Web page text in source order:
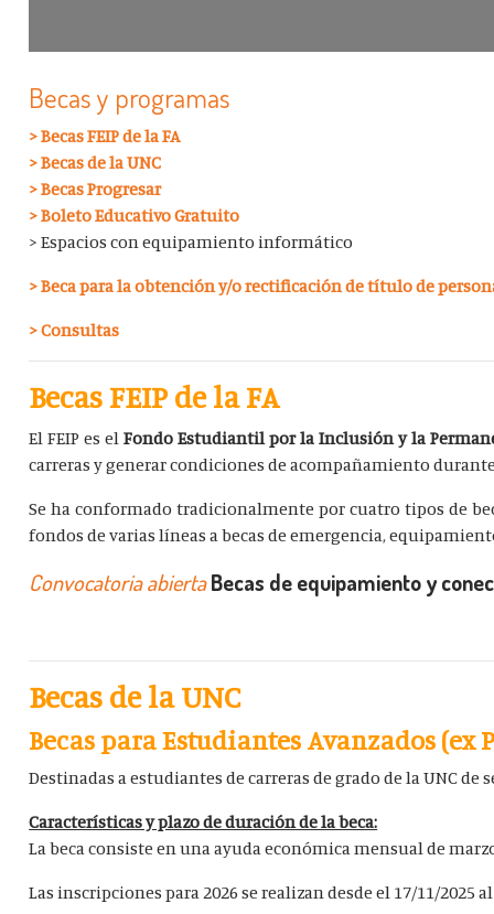
Becas y programas
> Becas FEIP de la FA
> Becas de la UNC
> Becas Progresar
> Boleto Educativo Gratuito
> Espacios con equipamiento informático
> Beca para la obtención y/o rectificación de título de
> Consultas
Becas FEIP de la FA
El FEIP es elFondo Estudiantil por la Inclusión y la
carreras y generar condiciones de acompañamiento
Se ha conformado tradicionalmente por cuatro tipos de
fondos de varias líneas a becas de emergencia,
Convocatoria abiertaBecas de equipamiento y
Becas de la UNC
Becas para Estudiantes Avanzados (ex
Destinadas a estudiantes de carreras de grado de la UNC
Características y plazo de duración de la beca:
La beca consiste en una ayuda económica mensual de
Las inscripciones para 2026 se realizan desde el 17/11/2025